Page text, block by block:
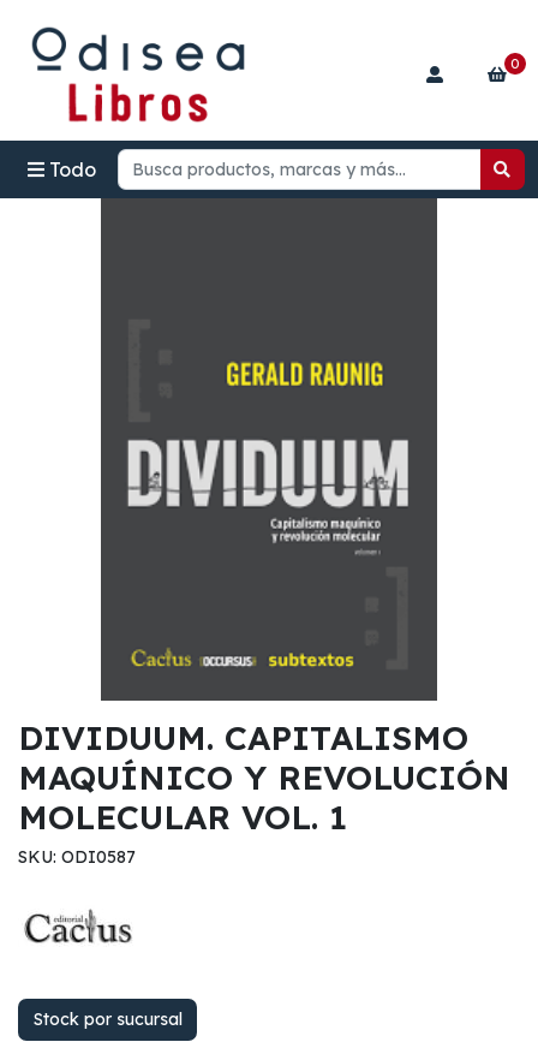
Todo
0
DIVIDUUM. CAPITALISMO
MAQUÍNICO Y REVOLUCIÓN
MOLECULAR VOL. 1
SKU: ODI0587
Stock por sucursal